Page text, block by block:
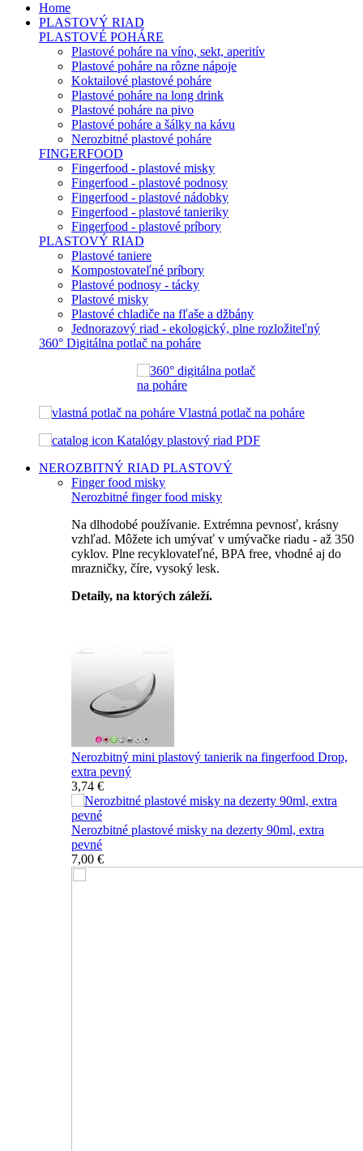
Home
PLASTOVÝ RIAD
PLASTOVÉ POHÁRE
Plastové poháre na víno, sekt, aperitív
Plastové poháre na rôzne nápoje
Koktailové plastové poháre
Plastové poháre na long drink
Plastové poháre na pivo
Plastové poháre a šálky na kávu
Nerozbitné plastové poháre
FINGERFOOD
Fingerfood - plastové misky
Fingerfood - plastové podnosy
Fingerfood - plastové nádobky
Fingerfood - plastové tanieriky
Fingerfood - plastové príbory
PLASTOVÝ RIAD
Plastové taniere
Kompostovateľné príbory
Plastové podnosy - tácky
Plastové misky
Plastové chladiče na fľaše a džbány
Jednorazový riad - ekologický, plne rozložiteľný
360° Digitálna potlač na poháre
Vlastná potlač na poháre
Katalógy plastový riad PDF
NEROZBITNÝ RIAD PLASTOVÝ
Finger food misky
Nerozbitné finger food misky
Na dlhodobé používanie. Extrémna pevnosť, krásny
vzhľad. Môžete ich umývať v umývačke riadu - až 350
cyklov. Plne recyklovateľné, BPA free, vhodné aj do
mrazničky, číre, vysoký lesk.
Detaily, na ktorých záleží.
Nerozbitný mini plastový tanierik na fingerfood Drop,
extra pevný
3,74 €
Nerozbitné plastové misky na dezerty 90ml, extra
pevné
7,00 €